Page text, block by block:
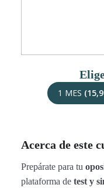
1 MES
Acerca de este
Prepárate para tu
plataforma de test y